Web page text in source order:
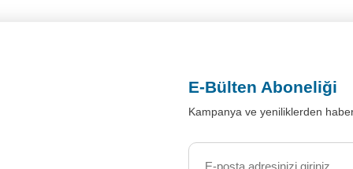
E-Bülten Aboneliği
Kampanya ve yeniliklerden